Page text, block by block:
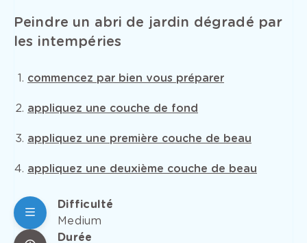
Peindre un abri de jardin dégradé par
les intempéries
commencez par bien vous préparer
appliquez une couche de fond
appliquez une première couche de beau
appliquez une deuxième couche de beau
Difficulté
Medium
Durée